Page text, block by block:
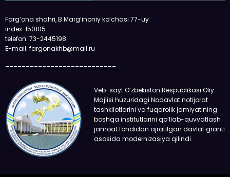
Farg‘ona shahri, B.Marg‘inoniy ko‘chasi 77-uy
index: 150105
telefon: 73-2445198
E-mail: fargonakhb@mail.ru
Veb-sayt O‘zbekiston Respublikasi Oliy
Majlisi huzuridagi Nodavlat notijorat
tashkilotlarini va fuqarolik jamiyatining
boshqa institutlarini qo‘llab-quvvatlash
jamoat fondidan ajratilgan davlat granti
asosida modernizasiya qilindi.